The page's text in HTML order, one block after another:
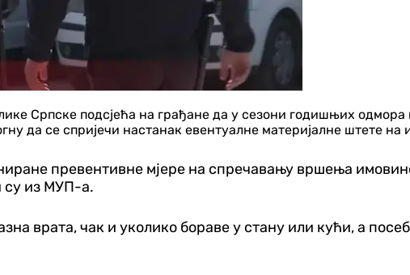
Српске подсјећа на грађане да у сезони годишњих
да се спријечи настанак евентуалне материјалне штете на
превентивне мјере на спречавању вршења
су из МУП-а.
врата, чак и уколико бораве у стану или кући, а